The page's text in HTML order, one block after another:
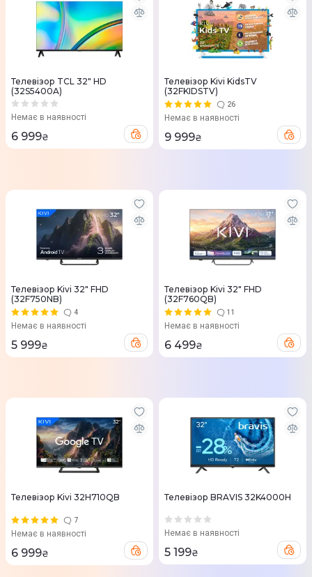
Телевізор TCL 32" HD
(32S5400A)
Немає в наявності
6 999₴
Телевізор Kivi KidsTV
(32FKIDSTV)
26
Немає в наявності
9 999₴
Телевізор Kivi 32" FHD
(32F750NB)
4
Немає в наявності
5 999₴
Телевізор Kivi 32" FHD
(32F760QB)
11
Немає в наявності
6 499₴
Телевізор Kivi 32H710QB
7
Немає в наявності
6 999₴
Телевізор BRAVIS 32K4000H
Немає в наявності
5 199₴